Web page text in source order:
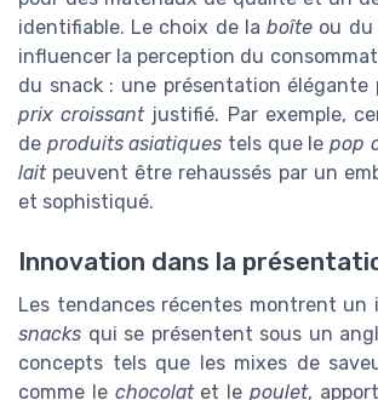
identifiable. Le choix de laboîte ou
influencer la perception du
du snack : une présentation
prix croissantjustifié. Par exemple,
de produits asiatiques tels que lepop
laitpeuvent être rehaussés par un
et sophistiqué.
Innovation dans la
Les tendances récentes montrent un
snacks qui se présentent sous un
concepts tels que les mixes de
comme le chocolatet le poulet,